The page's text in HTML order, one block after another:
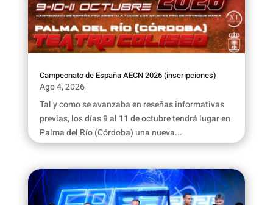
Campeonato de España AECN 2026 (inscripciones)
Ago 4, 2026
Tal y como se avanzaba en reseñas informativas
previas, los días 9 al 11 de octubre tendrá lugar en
Palma del Río (Córdoba) una nueva...